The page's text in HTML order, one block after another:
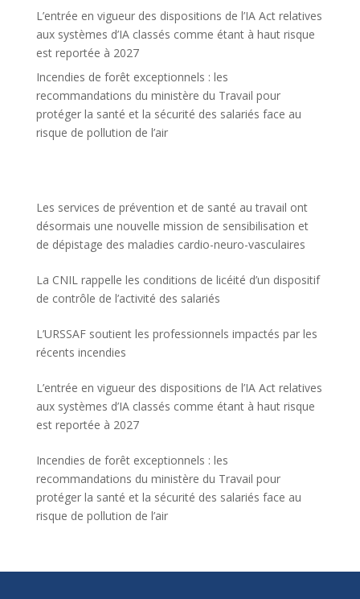
L’entrée en vigueur des dispositions de l’IA Act relatives
aux systèmes d’IA classés comme étant à haut risque
est reportée à 2027
Incendies de forêt exceptionnels : les
recommandations du ministère du Travail pour
protéger la santé et la sécurité des salariés face au
risque de pollution de l’air
Les services de prévention et de santé au travail ont
désormais une nouvelle mission de sensibilisation et
de dépistage des maladies cardio-neuro-vasculaires
La CNIL rappelle les conditions de licéité d’un dispositif
de contrôle de l’activité des salariés
L’URSSAF soutient les professionnels impactés par les
récents incendies
L’entrée en vigueur des dispositions de l’IA Act relatives
aux systèmes d’IA classés comme étant à haut risque
est reportée à 2027
Incendies de forêt exceptionnels : les
recommandations du ministère du Travail pour
protéger la santé et la sécurité des salariés face au
risque de pollution de l’air